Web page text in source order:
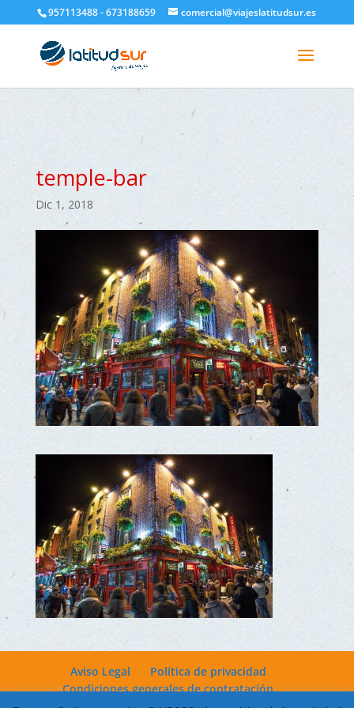
google-site-verification=H6A6AFFbXLQPnewL7da5KWjTFeKytP3gbsCfUlQl-
3k
957113488 - 673188659 comercial@viajeslatitudsur.es
temple-bar
Dic 1, 2018
Aviso Legal
Política de privacidad
Condiciones generales de contratación